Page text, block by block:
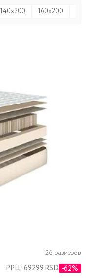
140x200 160x200
26 размеров
РРЦ: 69299 RSD -62%